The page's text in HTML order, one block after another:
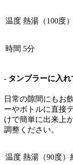
温度 熱湯（100度
時間 5分
- タンブラーに入れ
日常の隙間にもお
ーやボトルに直接
けで簡単に出来上
調整ください。
温度 熱湯（90度）